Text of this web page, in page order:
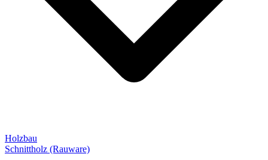
Holzbau
Schnittholz (Rauware)